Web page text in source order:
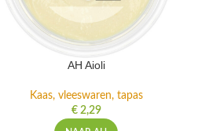
AH Aioli
Kaas, vleeswaren, tapas
€2,29